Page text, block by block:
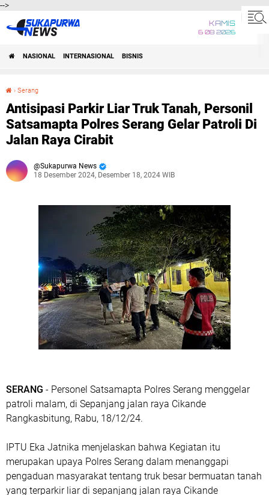
-->
KAMIS
6 08 2026
NASIONAL INTERNASIONAL BISNIS
› Serang
Antisipasi Parkir Liar Truk Tanah, Personil
Satsamapta Polres Serang Gelar Patroli Di
Jalan Raya Cirabit
Sukapurwa News
18 Desember 2024, Desember 18, 2024 WIB
SERANG - Personel Satsamapta Polres Serang menggelar
patroli malam, di Sepanjang jalan raya Cikande
Rangkasbitung, Rabu, 18/12/24.
IPTU Eka Jatnika menjelaskan bahwa Kegiatan itu
merupakan upaya Polres Serang dalam menanggapi
pengaduan masyarakat tentang truk besar bermuatan tanah
yang terparkir liar di sepanjang jalan raya Cikande